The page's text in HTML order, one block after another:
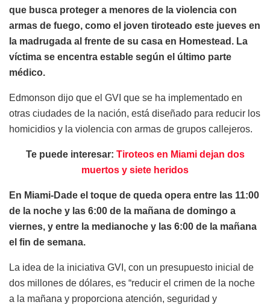
que busca proteger a menores de la violencia con
armas de fuego, como el joven tiroteado este jueves en
la madrugada al frente de su casa en Homestead. La
víctima se encentra estable según el último parte
médico.
Edmonson dijo que el GVI que se ha implementado en
otras ciudades de la nación, está diseñado para reducir los
homicidios y la violencia con armas de grupos callejeros.
Te puede interesar: Tiroteos en Miami dejan dos
muertos y siete heridos
En Miami-Dade el toque de queda opera entre las 11:00
de la noche y las 6:00 de la mañana de domingo a
viernes, y entre la medianoche y las 6:00 de la mañana
el fin de semana.
La idea de la iniciativa GVI, con un presupuesto inicial de
dos millones de dólares, es “reducir el crimen de la noche
a la mañana y proporciona atención, seguridad y